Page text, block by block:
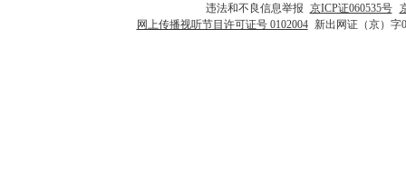
违法和不良信息举报 京ICP证060535号
网上传播视听节目许可证号 0102004 新出网证（京）